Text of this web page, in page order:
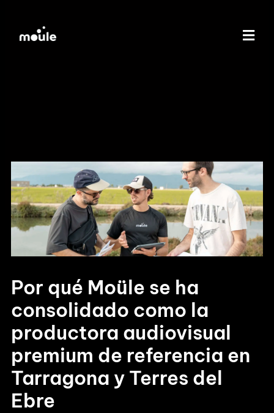
Por qué Moüle se ha
consolidado como la
productora audiovisual
premium de referencia en
Tarragona y Terres del
Ebre